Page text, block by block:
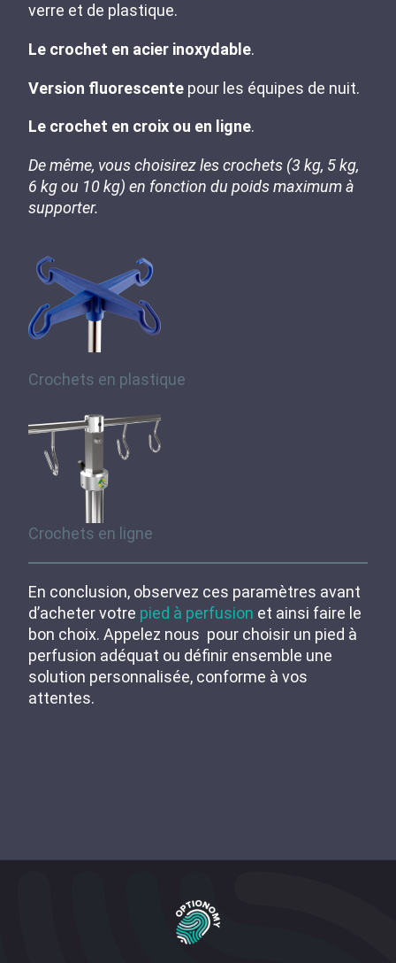
verre et de plastique.
Le crochet en acier inoxydable.
Version fluorescente pour les équipes de nuit.
Le crochet en croix ou en ligne.
De même, vous choisirez les crochets (3 kg, 5 kg,
6 kg ou 10 kg) en fonction du poids maximum à
supporter.
Crochets en plastique
Crochets en ligne
En conclusion, observez ces paramètres avant
d’acheter votre pied à perfusion et ainsi faire le
bon choix. Appelez nous pour choisir un pied à
perfusion adéquat ou définir ensemble une
solution personnalisée, conforme à vos
attentes.